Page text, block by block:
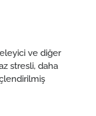
ve diğer
stresli, daha